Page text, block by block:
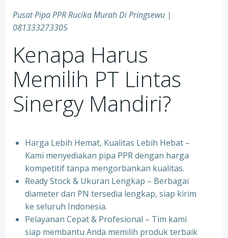
Pusat Pipa PPR Rucika Murah Di Pringsewu |
081333273305
Kenapa Harus
Memilih PT Lintas
Sinergy Mandiri?
Harga Lebih Hemat, Kualitas Lebih Hebat –
Kami menyediakan pipa PPR dengan harga
kompetitif tanpa mengorbankan kualitas.
⁠Ready Stock & Ukuran Lengkap – Berbagai
diameter dan PN tersedia lengkap, siap kirim
ke seluruh Indonesia.
⁠Pelayanan Cepat & Profesional – Tim kami
siap membantu Anda memilih produk terbaik